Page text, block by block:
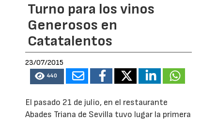
Turno para los vinos
Generosos en
Catatalentos
23/07/2015
440
El pasado 21 de julio, en el restaurante
Abades Triana de Sevilla tuvo lugar la primera